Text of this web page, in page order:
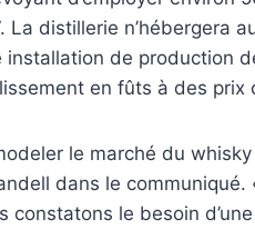
La distillerie n’hébergera
installation de production
en fûts à des prix
le marché du
dans le
constatons le besoin